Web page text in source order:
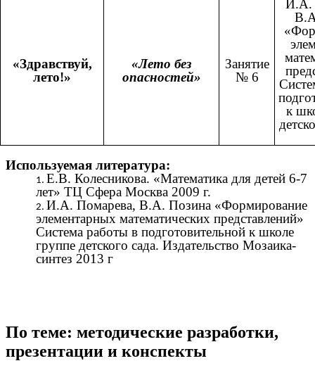
«Здравствуй,
лето!»
«Лето без
опасностей»
Занятие
№ 6
И.А.
к
Используемая литература:
Е.В. Колесникова. «Математика для детей 6-7
лет» ТЦ Сфера Москва 2009 г.
И.А. Помарева, В.А. Позина «Формирование
элементарных математических представлений»
Система работы в подготовительной к школе
группе детского сада. Издательство Мозаика-
синтез 2013 г
По теме: методические разработки,
презентации и конспекты